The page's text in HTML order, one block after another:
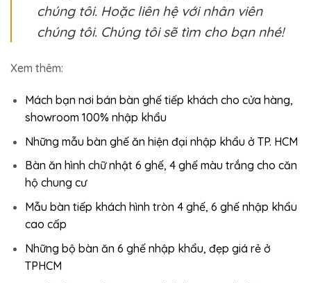
chúng tôi. Hoặc liên hệ với nhân viên
chúng tôi. Chúng tôi sẽ tìm cho bạn nhé!
Xem thêm:
Mách bạn nơi bán bàn ghế tiếp khách cho cửa hàng,
showroom 100% nhập khẩu
Những mẫu bàn ghế ăn hiện đại nhập khẩu ở TP. HCM
Bàn ăn hình chữ nhật 6 ghế, 4 ghế màu trắng cho căn
hộ chung cư
Mẫu bàn tiếp khách hình tròn 4 ghế, 6 ghế nhập khẩu
cao cấp
Những bộ bàn ăn 6 ghế nhập khẩu, đẹp giá rẻ ở
TPHCM